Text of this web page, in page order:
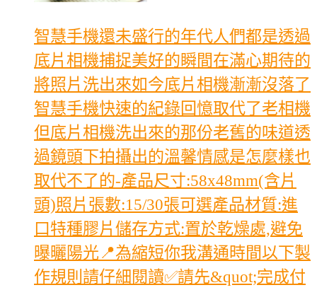
智慧手機還未盛行的年代人們都是透過
底片相機捕捉美好的瞬間在滿心期待的
將照片洗出來如今底片相機漸漸沒落了
智慧手機快速的紀錄回憶取代了老相機
但底片相機洗出來的那份老舊的味道透
過鏡頭下拍攝出的溫馨情感是怎麼樣也
取代不了的-產品尺寸:58x48mm(含片
頭)照片張數:15/30張可選產品材質:進
口特種膠片儲存方式:置於乾燥處,避免
曝曬陽光📍為縮短你我溝通時間以下製
作規則請仔細閱讀✅請先&quot;完成付